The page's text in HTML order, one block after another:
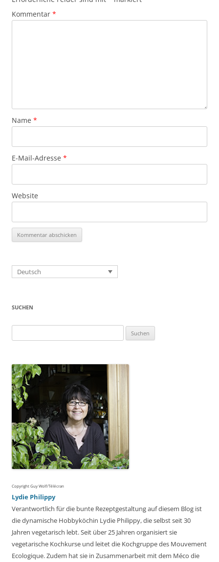
Kommentar *
Name *
E-Mail-Adresse *
Website
Deutsch
SUCHEN
nach:
Copyright Guy Wolf/Télécran
Lydie Philippy
Verantwortlich für die bunte Rezeptgestaltung auf diesem Blog ist
die dynamische Hobbyköchin Lydie Philippy, die selbst seit 30
Jahren vegetarisch lebt. Seit über 25 Jahren organisiert sie
vegetarische Kochkurse und leitet die Kochgruppe des Mouvement
Ecologique. Zudem hat sie in Zusammenarbeit mit dem Méco die